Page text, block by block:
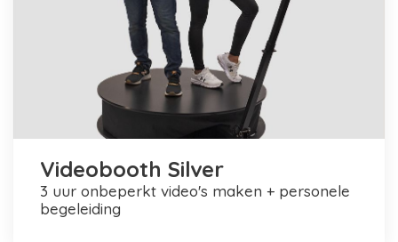
Videobooth Silver
3 uur onbeperkt video's maken + personele
begeleiding